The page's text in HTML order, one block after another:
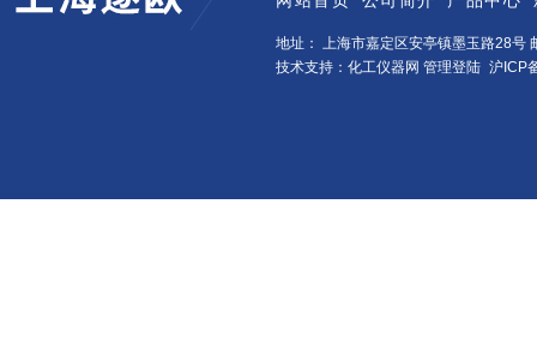
地址： 上海市嘉定区安亭镇墨玉路28号
技术支持：化工仪器网 管理登陆 沪ICP